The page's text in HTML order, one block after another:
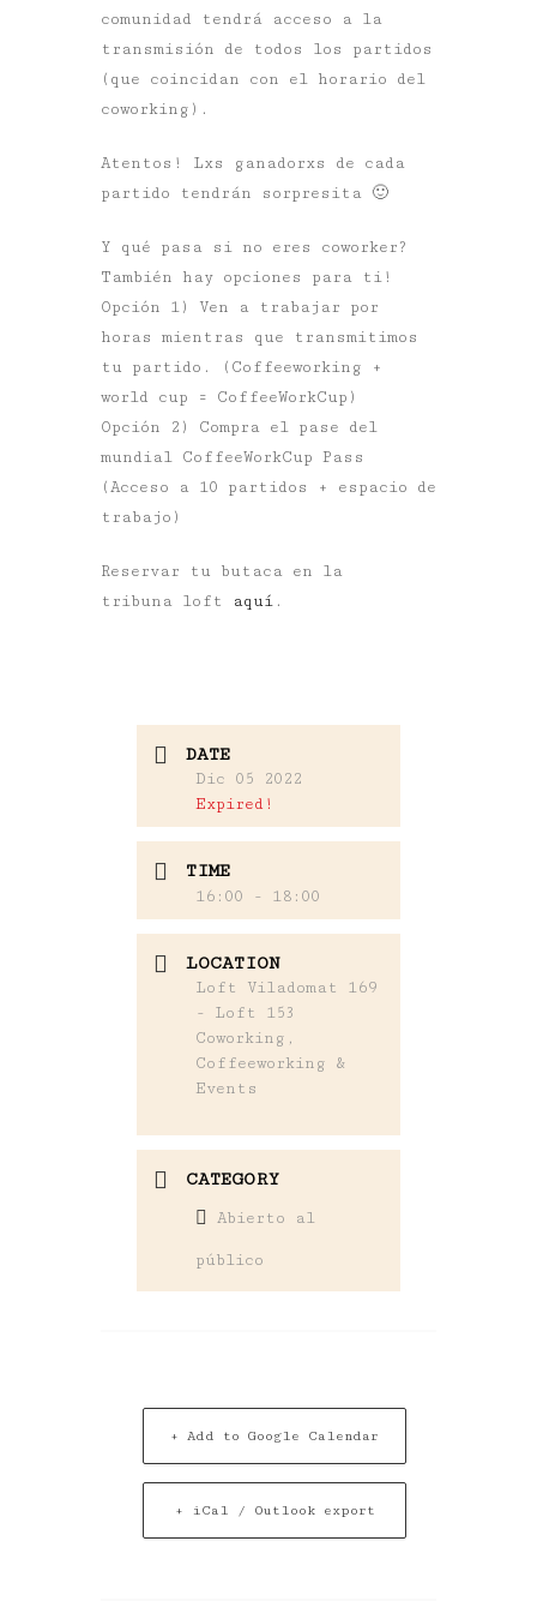
comunidad tendrá acceso a la
transmisión de todos los partidos
(que coincidan con el horario del
coworking).
Atentos! Lxs ganadorxs de cada
partido tendrán sorpresita 🙂
Y qué pasa si no eres coworker?
También hay opciones para ti!
Opción 1) Ven a trabajar por
horas mientras que transmitimos
tu partido. (Coffeeworking +
world cup = CoffeeWorkCup)
Opción 2) Compra el pase del
mundial CoffeeWorkCup Pass
(Acceso a 10 partidos + espacio de
trabajo)
Reservar tu butaca en la
tribuna loft
aquí .
DATE
Dic 05 2022
Expired!
TIME
16:00 - 18:00
LOCATION
Loft Viladomat 169
- Loft 153
Coworking,
Coffeeworking &
Events
CATEGORY
Abierto al
público
+ Add to Google Calendar
+ iCal / Outlook export